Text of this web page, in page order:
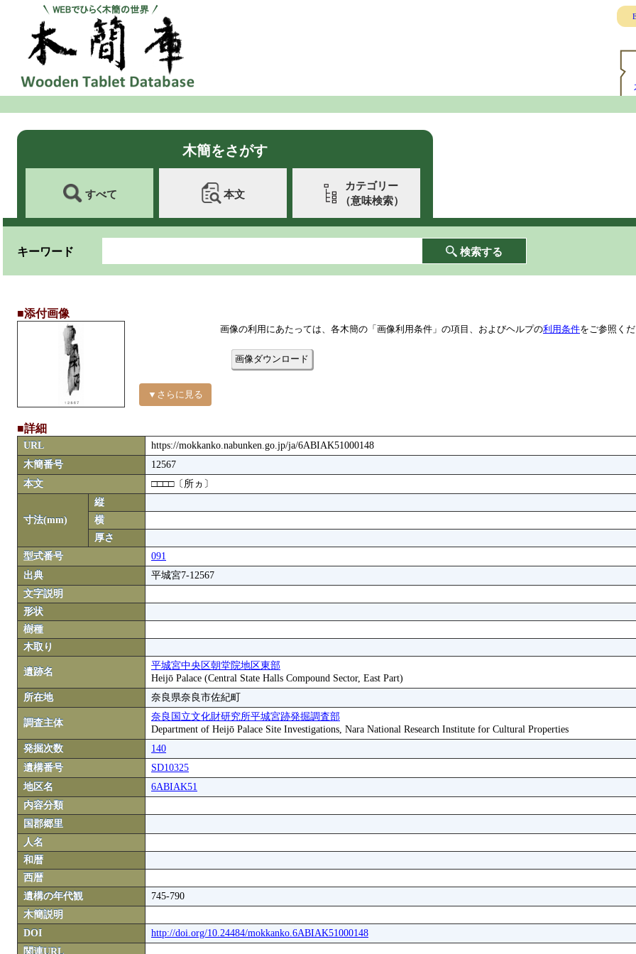
木簡をさがす
すべて 本文
カテゴリー
（意味検索）
キーワード 検索する
■添付画像
▼さらに見る
画像の利用にあたっては、各木簡の「画像利用条件」の項目、およびヘルプの利用条件をご参照く
画像ダウンロード
■詳細
URL
https://mokkanko.nabunken.go.jp/ja/6ABIAK51000148
木簡番号
12567
本文
□□□□〔所ヵ〕
寸法(mm)
縦
横
厚さ
型式番号
091
出典
平城宮7-12567
文字説明
形状
樹種
木取り
遺跡名
平城宮中央区朝堂院地区東部
Heijō Palace (Central State Halls Compound Sector, East Part)
所在地
奈良県奈良市佐紀町
調査主体
奈良国立文化財研究所平城宮跡発掘調査部
Department of Heijō Palace Site Investigations, Nara National Research Institute for Cultural Properties
発掘次数
140
遺構番号
SD10325
地区名
6ABIAK51
内容分類
国郡郷里
人名
和暦
西暦
遺構の年代観
745-790
木簡説明
DOI
http://doi.org/10.24484/mokkanko.6ABIAK51000148
関連URL